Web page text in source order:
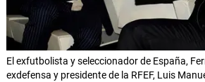
El exfutbolista y seleccionador de España,
exdefensa y presidente de la RFEF, Luis